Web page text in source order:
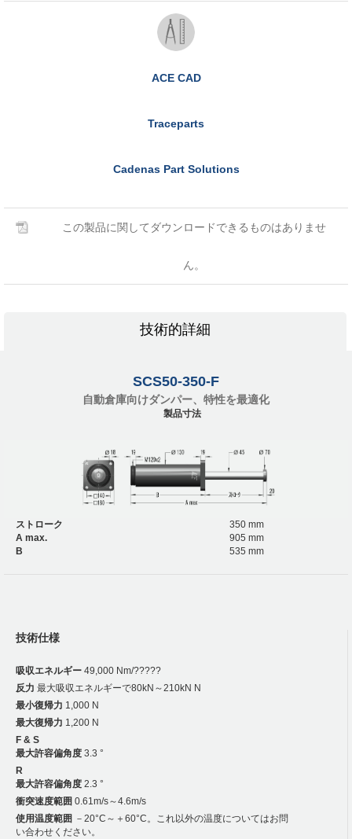
ACE CAD
Traceparts
Cadenas Part Solutions
この製品に関してダウンロードできるものはありませ
ん。
技術的詳細
SCS50-350-F
自動倉庫向けダンパー、特性を最適化
製品寸法
ストローク
350 mm
A max.
905 mm
B
535 mm
技術仕様
吸収エネルギー 49,000 Nm/?????
反力 最大吸収エネルギーで80kN～210kN N
最小復帰力 1,000 N
最大復帰力 1,200 N
F & S
最大許容偏角度 3.3 °
R
最大許容偏角度 2.3 °
衝突速度範囲 0.61m/s～4.6m/s
使用温度範囲 －20°C～＋60°C。これ以外の温度についてはお問
い合わせください。